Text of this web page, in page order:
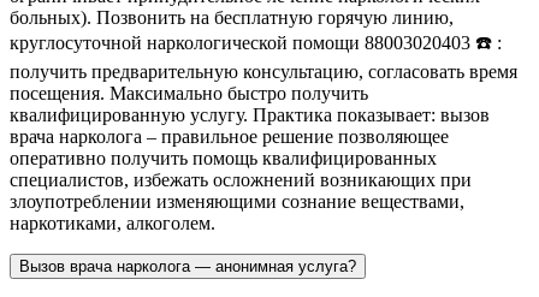
больных). Позвонить на бесплатную горячую линию,
круглосуточной наркологической помощи 88003020403 ☎️ :
получить предварительную консультацию, согласовать время
посещения. Максимально быстро получить
квалифицированную услугу. Практика показывает: вызов
врача нарколога – правильное решение позволяющее
оперативно получить помощь квалифицированных
специалистов, избежать осложнений возникающих при
злоупотреблении изменяющими сознание веществами,
наркотиками, алкоголем.
Вызов врача нарколога — анонимная услуга?